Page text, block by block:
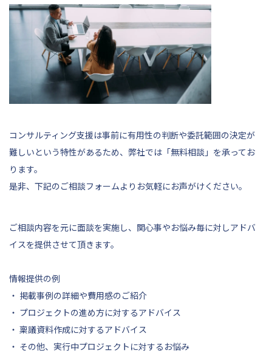
コンサルティング支援は事前に有用性の判断や委託範囲の決定が
難しいという特性があるため、弊社では「無料相談」を承ってお
ります。
是非、 下記のご相談フォームよりお気軽にお声がけください。
ご相談内容を元に面談を実施し、関心事やお悩み毎に対しアドバ
イスを提供させて頂きます。
情報提供の例
・ 掲載事例の詳細や費用感のご紹介
・ プロジェクトの進め方に対するアドバイス
・ 稟議資料作成に対するアドバイス
・ その他、実行中プロジェクトに対するお悩み